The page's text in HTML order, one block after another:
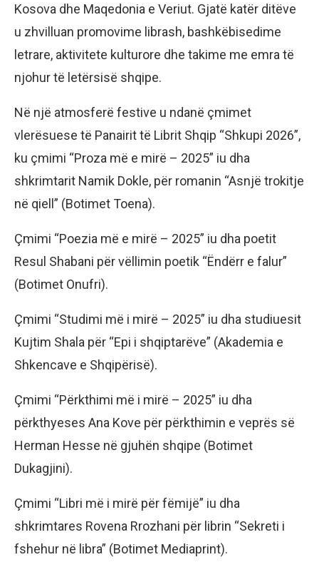
Kosova dhe Maqedonia e Veriut. Gjatë katër ditëve
u zhvilluan promovime librash, bashkëbisedime
letrare, aktivitete kulturore dhe takime me emra të
njohur të letërsisë shqipe.
Në një atmosferë festive u ndanë çmimet
vlerësuese të Panairit të Librit Shqip “Shkupi 2026”,
ku çmimi “Proza më e mirë – 2025” iu dha
shkrimtarit Namik Dokle, për romanin “Asnjë trokitje
në qiell” (Botimet Toena).
Çmimi “Poezia më e mirë – 2025” iu dha poetit
Resul Shabani për vëllimin poetik “Ëndërr e falur”
(Botimet Onufri).
Çmimi “Studimi më i mirë – 2025” iu dha studiuesit
Kujtim Shala për “Epi i shqiptarëve” (Akademia e
Shkencave e Shqipërisë).
Çmimi “Përkthimi më i mirë – 2025” iu dha
përkthyeses Ana Kove për përkthimin e veprës së
Herman Hesse në gjuhën shqipe (Botimet
Dukagjini).
Çmimi “Libri më i mirë për fëmijë” iu dha
shkrimtares Rovena Rrozhani për librin “Sekreti i
fshehur në libra” (Botimet Mediaprint).